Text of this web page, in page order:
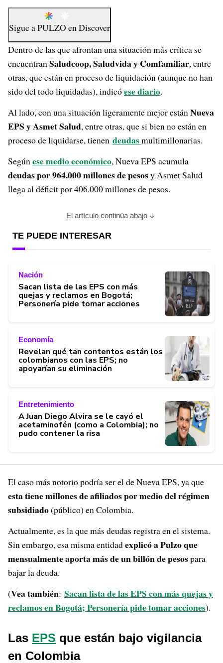
Sigue aPULZO enDiscover
Dentro de las que afrontan una situación más crítica se
encuentranSaludcoop, Saludvida y Comfamiliar, entre
otras, que están en proceso de liquidación (aunque no han
sido del todo liquidadas), indicóese diario.
Al lado, con una situación ligeramente mejor estánNueva
EPS y Asmet Salud, entre otras, que si bien no están en
proceso de liquidarse, tienen deudasmultimillonarias.
Segúnese medio económico, Nueva EPS acumula
deudas por 964.000 millones de pesosy Asmet Salud
llega al déficit por 406.000 millones de pesos.
El artículo continúa abajo
TE PUEDE INTERESAR
Nación
Sacan lista de las EPS con más
quejas y reclamos en Bogotá;
Personería pide tomar acciones
Economía
Revelan qué tan contentos están los
colombianos con las EPS; no
apoyarían su eliminación
Entretenimiento
A Juan Diego Alvira se le cayó el
acetaminofén (como a Colombia); no
pudo contener la risa
El caso más notorio podría ser el de Nueva EPS, ya que
esta tiene millones de afiliados por medio del régimen
subsidiado(público) en Colombia.
Actualmente, es la que más deudas registra en el sistema.
Sin embargo, esa misma entidadexplicó a Pulzo que
mensualmente aporta más de un billón de pesospara
bajar la deuda.
(Vea también: Sacan lista de las EPS con más quejas y
reclamos en Bogotá; Personería pide tomar acciones).
Las EPS que están bajo vigilancia
en Colombia